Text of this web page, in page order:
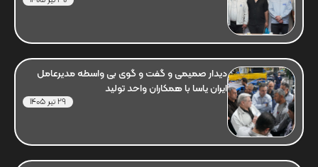
دیدار صمیمی و گفت و گوی بی واسطه مدیرعامل
ایران یاسا با همکاران واحد تولید
29 تیر 1405